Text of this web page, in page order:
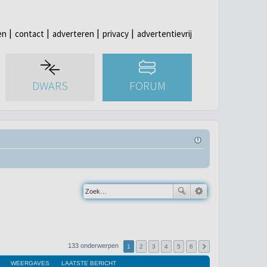
contact adverteren privacy advertentievrij
DWARS FORUM
133 onderwerpen 1 2 3 4 5 6
WEERGAVES LAATSTE BERICHT